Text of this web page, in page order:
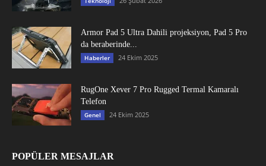
Armor Pad 5 Ultra Dahili projeksiyon, Pad 5 Pro
da beraberinde...
Haberler 24 Ekim 2025
RugOne Xever 7 Pro Rugged Termal Kamaralı
Telefon
Genel 24 Ekim 2025
POPÜLER MESAJLAR